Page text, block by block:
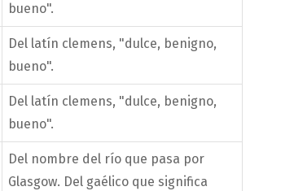
bueno".
Del latín clemens, "dulce, benigno,
bueno".
Del latín clemens, "dulce, benigno,
bueno".
Del nombre del río que pasa por
Glasgow. Del gaélico que significa